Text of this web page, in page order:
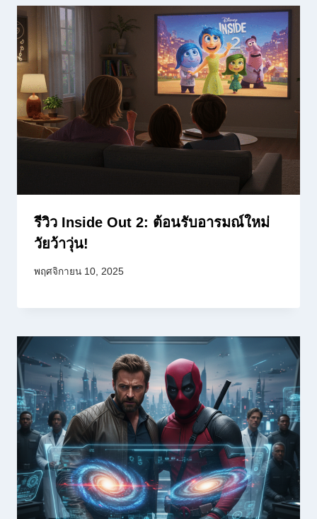
รีวิว Inside Out 2: ต้อนรับอารมณ์ใหม่
วัยว้าวุ่น!
พฤศจิกายน 10, 2025